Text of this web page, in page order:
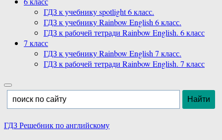
ГДЗ к учебнику spotlight 6 класс.
ГДЗ к учебнику Rainbow English 6 класс.
ГДЗ к рабочей тетради Rainbow English. 6 класс
7 класс
ГДЗ к учебнику Rainbow English 7 класс.
ГДЗ к рабочей тетради Rainbow English. 7 класс
ГДЗ Решебник по английскому